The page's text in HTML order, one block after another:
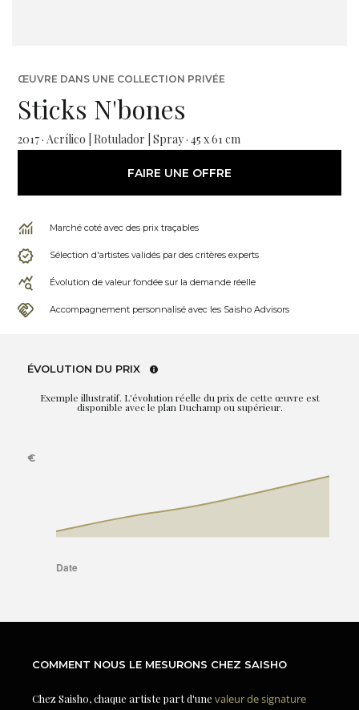
ŒUVRE DANS UNE COLLECTION PRIVÉE
Sticks N'bones
2017 · Acrílico | Rotulador | Spray · 45 x 61 cm
FAIRE UNE OFFRE
Marché coté avec des prix traçables
Sélection d'artistes validés par des critères experts
Évolution de valeur fondée sur la demande réelle
Accompagnement personnalisé avec les Saisho Advisors
ÉVOLUTION DU PRIX
Exemple illustratif. L'évolution réelle du prix de cette œuvre est
disponible avec le plan Duchamp ou supérieur.
COMMENT NOUS LE MESURONS CHEZ SAISHO
Chez Saisho, chaque artiste part d'une valeur de signature